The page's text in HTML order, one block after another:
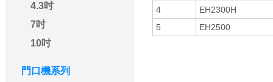
4.3吋
7吋
10吋
門口機系列
4
EH2300H
5
EH2500